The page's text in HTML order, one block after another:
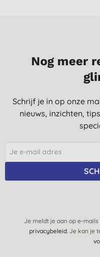
Nog meer
Schrijf je in op onze
nieuws, inzichten,
Je meldt je aan op e-mails
privacybeleid. Je kan je